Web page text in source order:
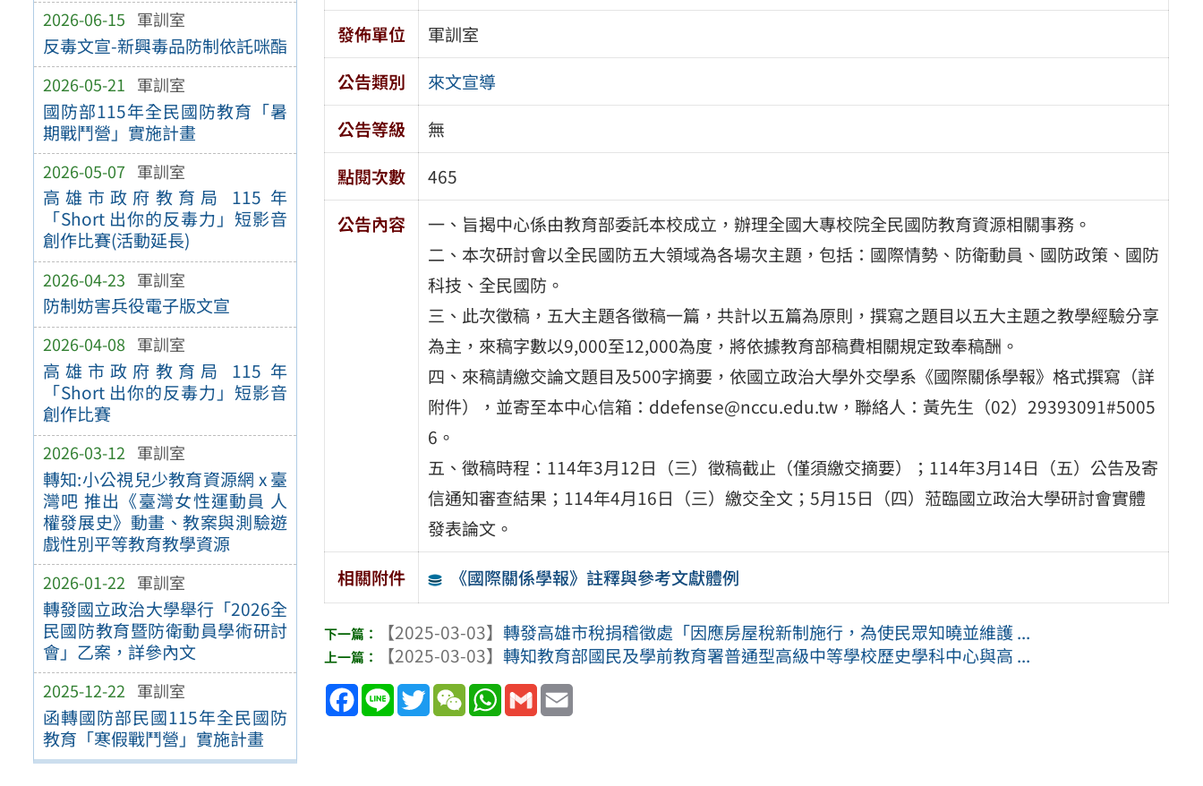
2026-06-15 軍訓室
反毒文宣-新興毒品防制依託咪酯
2026-05-21 軍訓室
國防部115年全民國防教育「暑
期戰鬥營」實施計畫
2026-05-07 軍訓室
高雄市政府教育局 115 年
「Short 出你的反毒力」短影音
創作比賽(活動延長)
2026-04-23 軍訓室
防制妨害兵役電子版文宣
2026-04-08 軍訓室
高雄市政府教育局 115 年
「Short 出你的反毒力」短影音
創作比賽
2026-03-12 軍訓室
轉知:小公視兒少教育資源網 x 臺
灣吧 推出《臺灣女性運動員 人
權發展史》動畫、教案與測驗遊
戲性別平等教育教學資源
2026-01-22 軍訓室
轉發國立政治大學舉行「2026全
民國防教育暨防衛動員學術研討
會」乙案，詳參內文
2025-12-22 軍訓室
函轉國防部民國115年全民國防
教育「寒假戰鬥營」實施計畫
發佈單位
軍訓室
公告類別
來文宣導
公告等級
無
點閱次數
465
公告內容
一、旨揭中心係由教育部委託本校成立，辦理全國大專校院全民國防教育資源相關事務。
二、本次研討會以全民國防五大領域為各場次主題，包括：國際情勢、防衛動員、國防政策、國防
科技、全民國防。
三、此次徵稿，五大主題各徵稿一篇，共計以五篇為原則，撰寫之題目以五大主題之教學經驗分享
為主，來稿字數以9,000至12,000為度，將依據教育部稿費相關規定致奉稿酬。
四、來稿請繳交論文題目及500字摘要，依國立政治大學外交學系《國際關係學報》格式撰寫（詳
附件），並寄至本中心信箱：ddefense@nccu.edu.tw，聯絡人：黃先生（02）29393091#5005
6。
五、徵稿時程：114年3月12日（三）徵稿截止（僅須繳交摘要）；114年3月14日（五）公告及寄
信通知審查結果；114年4月16日（三）繳交全文；5月15日（四）蒞臨國立政治大學研討會實體
發表論文。
相關附件
《國際關係學報》註釋與參考文獻體例
【2025-03-03】轉發高雄市稅捐稽徵處「因應房屋稅新制施行，為使民眾知曉並維護 ...
【2025-03-03】轉知教育部國民及學前教育署普通型高級中等學校歷史學科中心與高 ...
Facebook
Line TwitterWeChatWhatsApp
Gmail